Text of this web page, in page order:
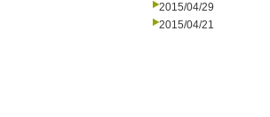
2015/04/29
2015/04/21